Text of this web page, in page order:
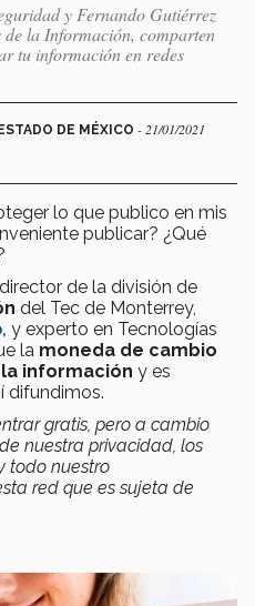
y Fernando Gutiérrez
de la Información, comparten
tu información en redes
DE MÉXICO - 21/01/2021
lo que publico en mis
publicar? ¿Qué
de la división de
del Tec de Monterrey,
y experto en Tecnologías
la moneda de cambio
información y es
difundimos.
gratis, pero a cambio
nuestra privacidad, los
todo nuestro
red que es sujeta de